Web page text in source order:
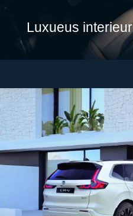
Luxueus interieur